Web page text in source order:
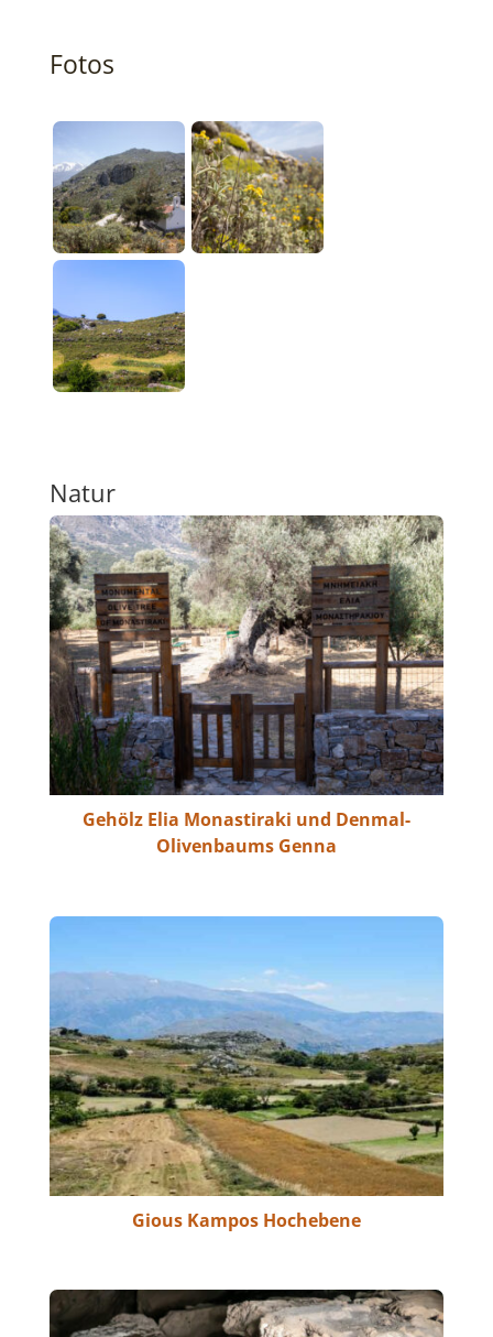
Fotos
Natur
Gehölz Elia Monastiraki und Denmal-
Olivenbaums Genna
Gious Kampos Hochebene